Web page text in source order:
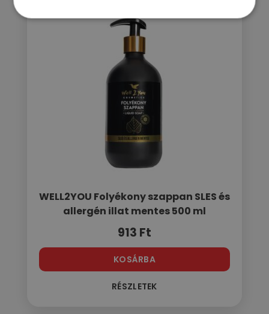
WELL2YOU Folyékony szappan SLES és
allergén illat mentes 500 ml
913 Ft
KOSÁRBA
RÉSZLETEK